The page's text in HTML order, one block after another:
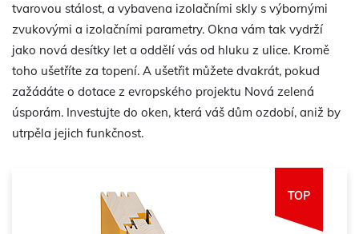
tvarovou stálost, a vybavena izolačními skly s výbornými
zvukovými a izolačními parametry. Okna vám tak vydrží
jako nová desítky let a oddělí vás od hluku z ulice. Kromě
toho ušetříte za topení. A ušetřit můžete dvakrát, pokud
zažádáte o dotace z evropského projektu Nová zelená
úsporám. Investujte do oken, která váš dům ozdobí, aniž by
utrpěla jejich funkčnost.
TOP